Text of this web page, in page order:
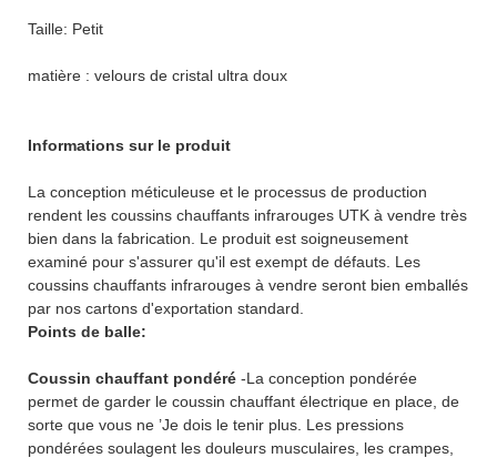
Taille: Petit
matière : velours de cristal ultra doux
Informations sur le produit
La conception méticuleuse et le processus de production
rendent les coussins chauffants infrarouges UTK à vendre très
bien dans la fabrication. Le produit est soigneusement
examiné pour s'assurer qu'il est exempt de défauts. Les
coussins chauffants infrarouges à vendre seront bien emballés
par nos cartons d'exportation standard.
Points de balle:
Coussin chauffant pondéré -La conception pondérée
permet de garder le coussin chauffant électrique en place, de
sorte que vous ne ’Je dois le tenir plus. Les pressions
pondérées soulagent les douleurs musculaires, les crampes,